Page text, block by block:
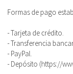
Formas de pago
- Tarjeta de crédito.
- Transferencia
- PayPal.
- Depósito (https://